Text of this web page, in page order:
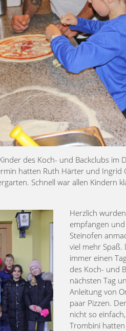
des Koch- und Backclubs
hatten Ruth Härter und
Schnell war allen Kindern
Herzlich
empfangen
Steinofen
viel mehr Spaß.
immer einen
des Koch- und
nächsten Tag
Anleitung von
paar Pizzen.
nicht so
Trombini